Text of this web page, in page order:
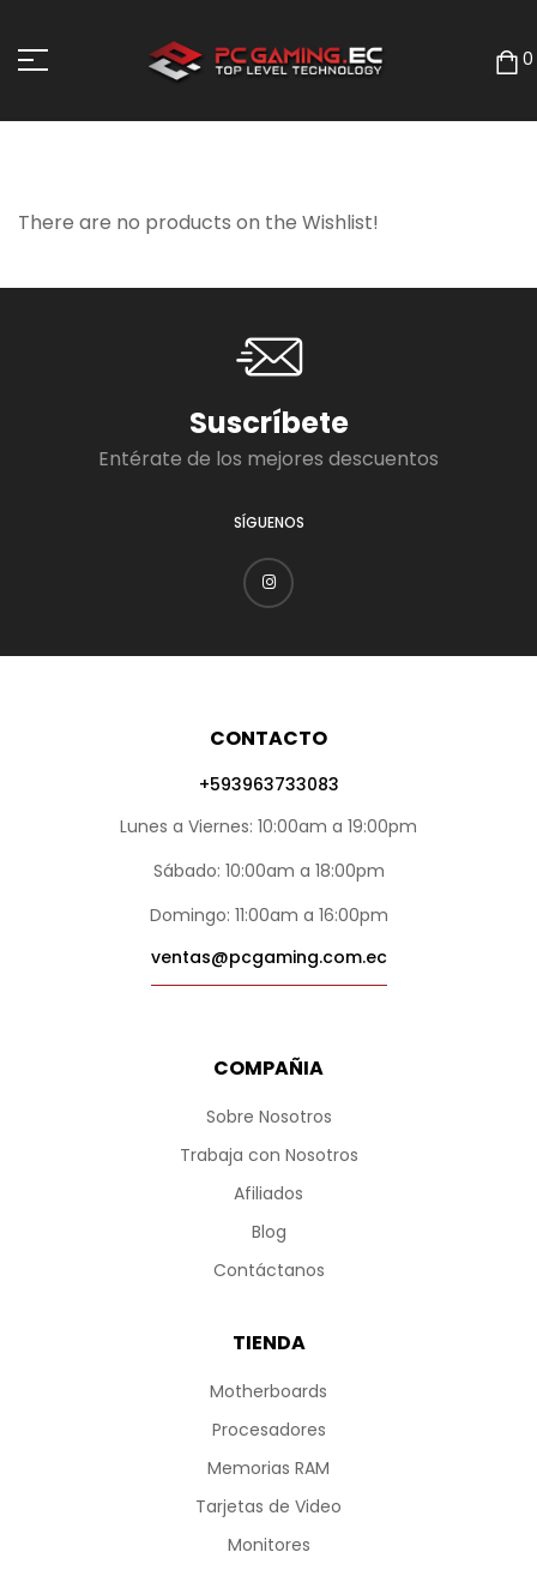
0
There are no products on the Wishlist!
Suscríbete
Entérate de los mejores descuentos
SÍGUENOS
COMPAÑIA
Sobre Nosotros
Trabaja con Nosotros
Afiliados
Blog
Contáctanos
TIENDA
Motherboards
Procesadores
Memorias RAM
Tarjetas de Video
Monitores
CONTACTO
+593963733083
Lunes a Viernes: 10:00am a 19:00pm
Sábado: 10:00am a 18:00pm
Domingo: 11:00am a 16:00pm
ventas@pcgaming.com.ec